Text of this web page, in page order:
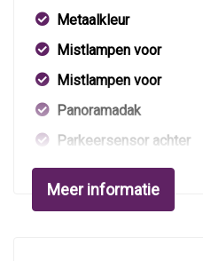
Metaalkleur
Mistlampen voor
Mistlampen voor
Panoramadak
Parkeersensor achter
Parkeersensor voor
Sportvelgen
Meer informatie